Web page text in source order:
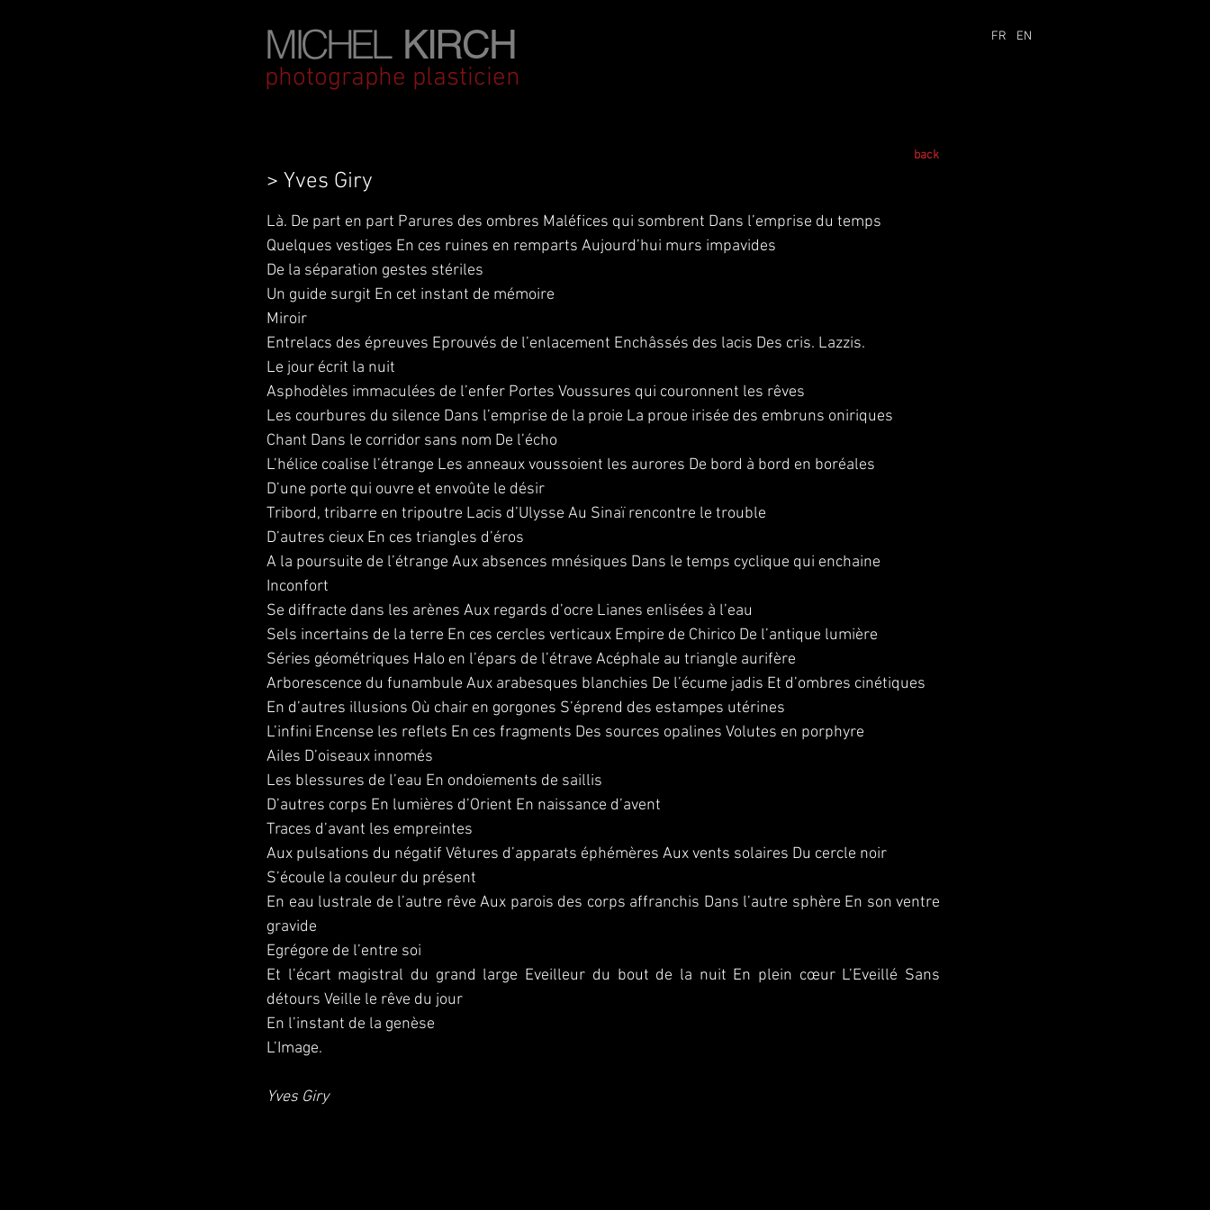
MICHEL KIRCH
photographe plasticien
FR EN
back
> Yves Giry
Là. De part en part Parures des ombres Maléfices qui sombrent Dans l’emprise du temps
Quelques vestiges En ces ruines en remparts Aujourd’hui murs impavides
De la séparation gestes stériles
Un guide surgit En cet instant de mémoire
Miroir
Entrelacs des épreuves Eprouvés de l’enlacement Enchâssés des lacis Des cris. Lazzis.
Le jour écrit la nuit
Asphodèles immaculées de l’enfer Portes Voussures qui couronnent les rêves
Les courbures du silence Dans l’emprise de la proie La proue irisée des embruns oniriques
Chant Dans le corridor sans nom De l’écho
L’hélice coalise l’étrange Les anneaux voussoient les aurores De bord à bord en boréales
D’une porte qui ouvre et envoûte le désir
Tribord, tribarre en tripoutre Lacis d’Ulysse Au Sinaï rencontre le trouble
D’autres cieux En ces triangles d’éros
A la poursuite de l’étrange Aux absences mnésiques Dans le temps cyclique qui enchaine
Inconfort
Se diffracte dans les arènes Aux regards d’ocre Lianes enlisées à l’eau
Sels incertains de la terre En ces cercles verticaux Empire de Chirico De l’antique lumière
Séries géométriques Halo en l’épars de l’étrave Acéphale au triangle aurifère
Arborescence du funambule Aux arabesques blanchies De l’écume jadis Et d’ombres cinétiques
En d’autres illusions Où chair en gorgones S’éprend des estampes utérines
L’infini Encense les reflets En ces fragments Des sources opalines Volutes en porphyre
Ailes D’oiseaux innomés
Les blessures de l’eau En ondoiements de saillis
D’autres corps En lumières d’Orient En naissance d’avent
Traces d’avant les empreintes
Aux pulsations du négatif Vêtures d’apparats éphémères Aux vents solaires Du cercle noir
S’écoule la couleur du présent
En eau lustrale de l’autre rêve Aux parois des corps affranchis Dans l’autre sphère En son ventre
gravide
Egrégore de l’entre soi
Et l’écart magistral du grand large Eveilleur du bout de la nuit En plein cœur L’Eveillé Sans
détours Veille le rêve du jour
En l’instant de la genèse
L’Image.
Yves Giry